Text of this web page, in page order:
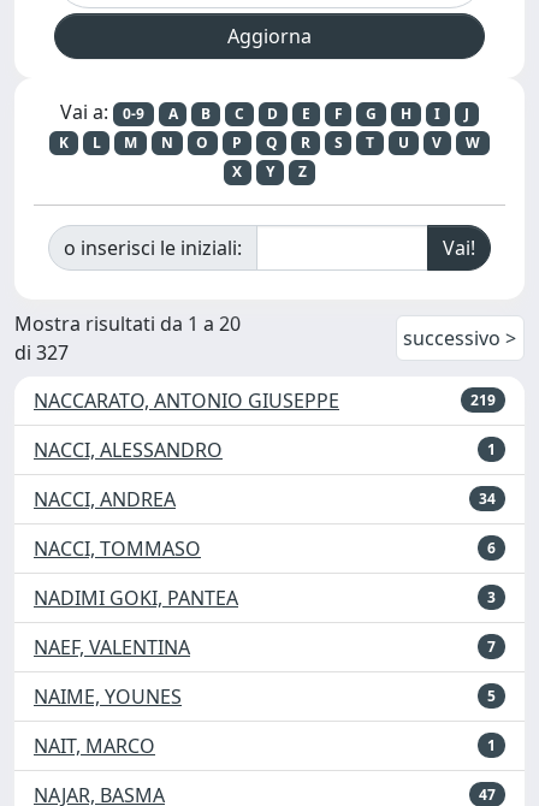
Vai a: 0-9 A B C D E F G H I
J
K
L M N O P Q R S T U V
W
X
Y Z
o inserisci le iniziali:
Mostra risultati da 1 a 20
di 327
successivo >
NACCARATO, ANTONIO GIUSEPPE 219
NACCI, ALESSANDRO 1
NACCI, ANDREA 34
NACCI, TOMMASO 6
NADIMI GOKI, PANTEA 3
NAEF, VALENTINA 7
NAIME, YOUNES 5
NAIT, MARCO 1
NAJAR, BASMA 47